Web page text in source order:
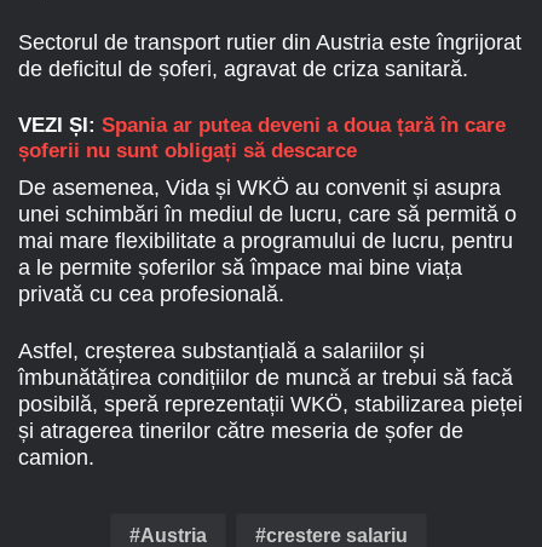
Sectorul de transport rutier din Austria este îngrijorat
de deficitul de șoferi, agravat de criza sanitară.
VEZI ȘI: Spania ar putea deveni a doua țară în care
șoferii nu sunt obligați să descarce
De asemenea, Vida și WKÖ au convenit și asupra
unei schimbări în mediul de lucru, care să permită o
mai mare flexibilitate a programului de lucru, pentru
a le permite șoferilor să împace mai bine viața
privată cu cea profesională.
Astfel, creșterea substanțială a salariilor și
îmbunătățirea condițiilor de muncă ar trebui să facă
posibilă, speră reprezentații WKÖ, stabilizarea pieței
și atragerea tinerilor către meseria de șofer de
camion.
Austria crestere salariu